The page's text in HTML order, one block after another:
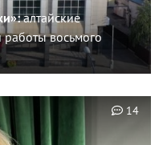
алтайские
работы восьмого
14